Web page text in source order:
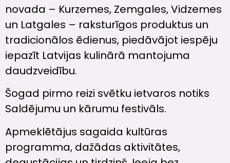
novada – Kurzemes, Zemgales, Vidzemes
un Latgales – raksturīgos produktus un
tradicionālos ēdienus, piedāvājot iespēju
iepazīt Latvijas kulinārā mantojuma
daudzveidību.
Šogad pirmo reizi svētku ietvaros notiks
Saldējumu un kārumu festivāls.
Apmeklētājus sagaida kultūras
programma, dažādas aktivitātes,